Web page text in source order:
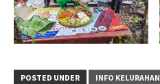
POSTED UNDER INFO KELURAHAN